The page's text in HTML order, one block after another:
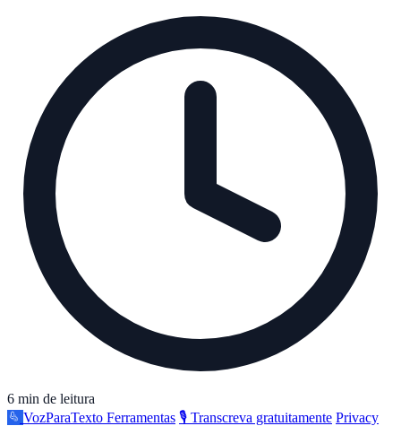
6 min de leitura
VozParaTexto Ferramentas 🎙️ Transcreva gratuitamente Privacy